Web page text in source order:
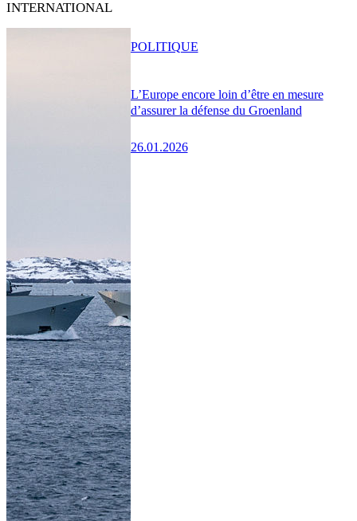
INTERNATIONAL
L’Europe encore loin d’être en mesure
d’assurer la défense du Groenland
26.01.2026
POLITIQUE